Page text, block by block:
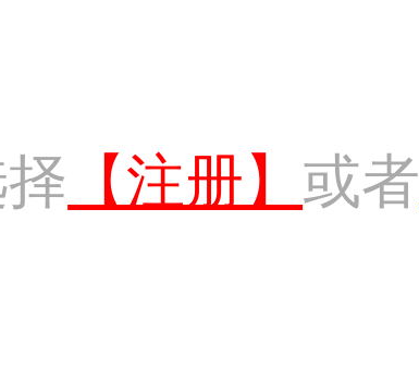
【注册】 或者